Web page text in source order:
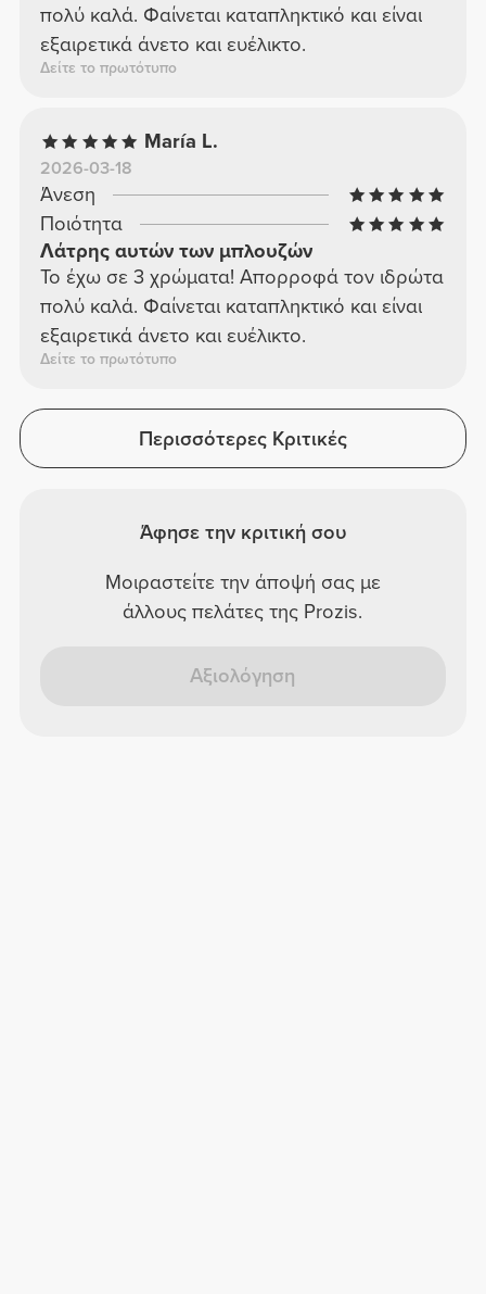
πολύ καλά. Φαίνεται καταπληκτικό και είναι
εξαιρετικά άνετο και ευέλικτο.
Δείτε το πρωτότυπο
María L.
2026-03-18
Άνεση
Ποιότητα
Λάτρης αυτών των μπλουζών
Το έχω σε 3 χρώματα! Απορροφά τον ιδρώτα
πολύ καλά. Φαίνεται καταπληκτικό και είναι
εξαιρετικά άνετο και ευέλικτο.
Δείτε το πρωτότυπο
Περισσότερες Κριτικές
Άφησε την κριτική σου
Μοιραστείτε την άποψή σας με
άλλους πελάτες της Prozis.
Αξιολόγηση